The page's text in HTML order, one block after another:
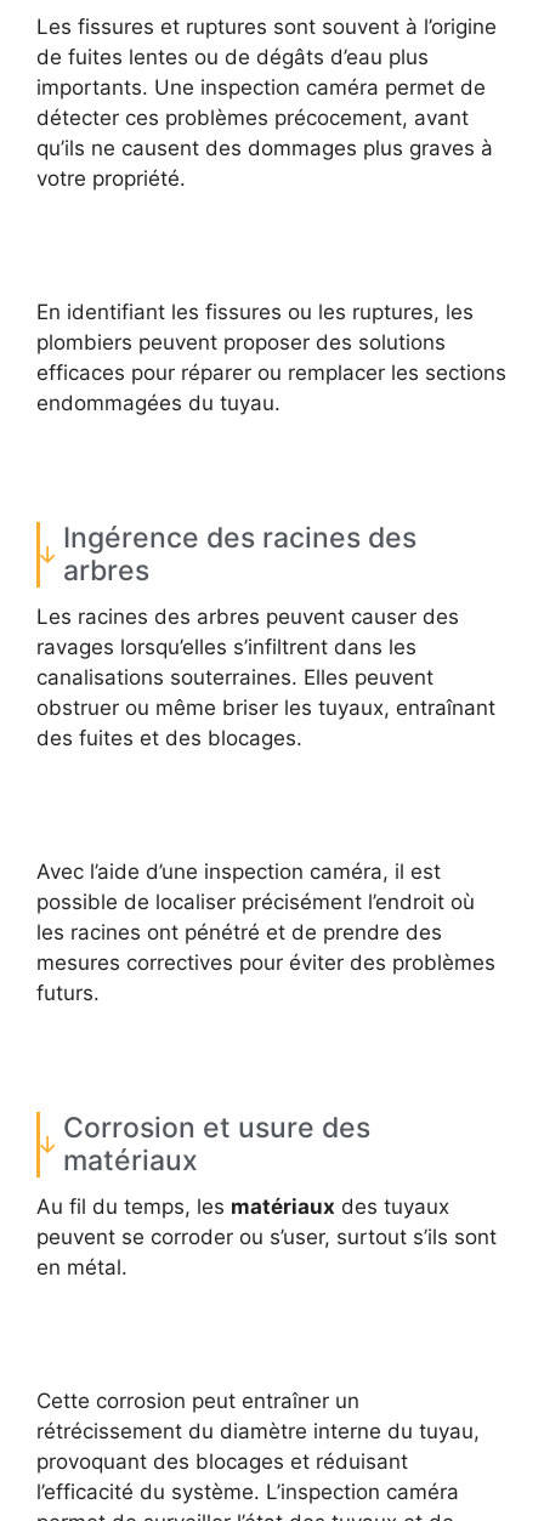
Les fissures et ruptures sont souvent à l’origine
de fuites lentes ou de dégâts d’eau plus
importants. Une inspection caméra permet de
détecter ces problèmes précocement, avant
qu’ils ne causent des dommages plus graves à
votre propriété.
En identifiant les fissures ou les ruptures, les
plombiers peuvent proposer des solutions
efficaces pour réparer ou remplacer les sections
endommagées du tuyau.
Ingérence des racines des
arbres
Les racines des arbres peuvent causer des
ravages lorsqu’elles s’infiltrent dans les
canalisations souterraines. Elles peuvent
obstruer ou même briser les tuyaux, entraînant
des fuites et des blocages.
Avec l’aide d’une inspection caméra, il est
possible de localiser précisément l’endroit où
les racines ont pénétré et de prendre des
mesures correctives pour éviter des problèmes
futurs.
Corrosion et usure des
matériaux
Au fil du temps, les matériaux des tuyaux
peuvent se corroder ou s’user, surtout s’ils sont
en métal.
Cette corrosion peut entraîner un
rétrécissement du diamètre interne du tuyau,
provoquant des blocages et réduisant
l’efficacité du système. L’inspection caméra